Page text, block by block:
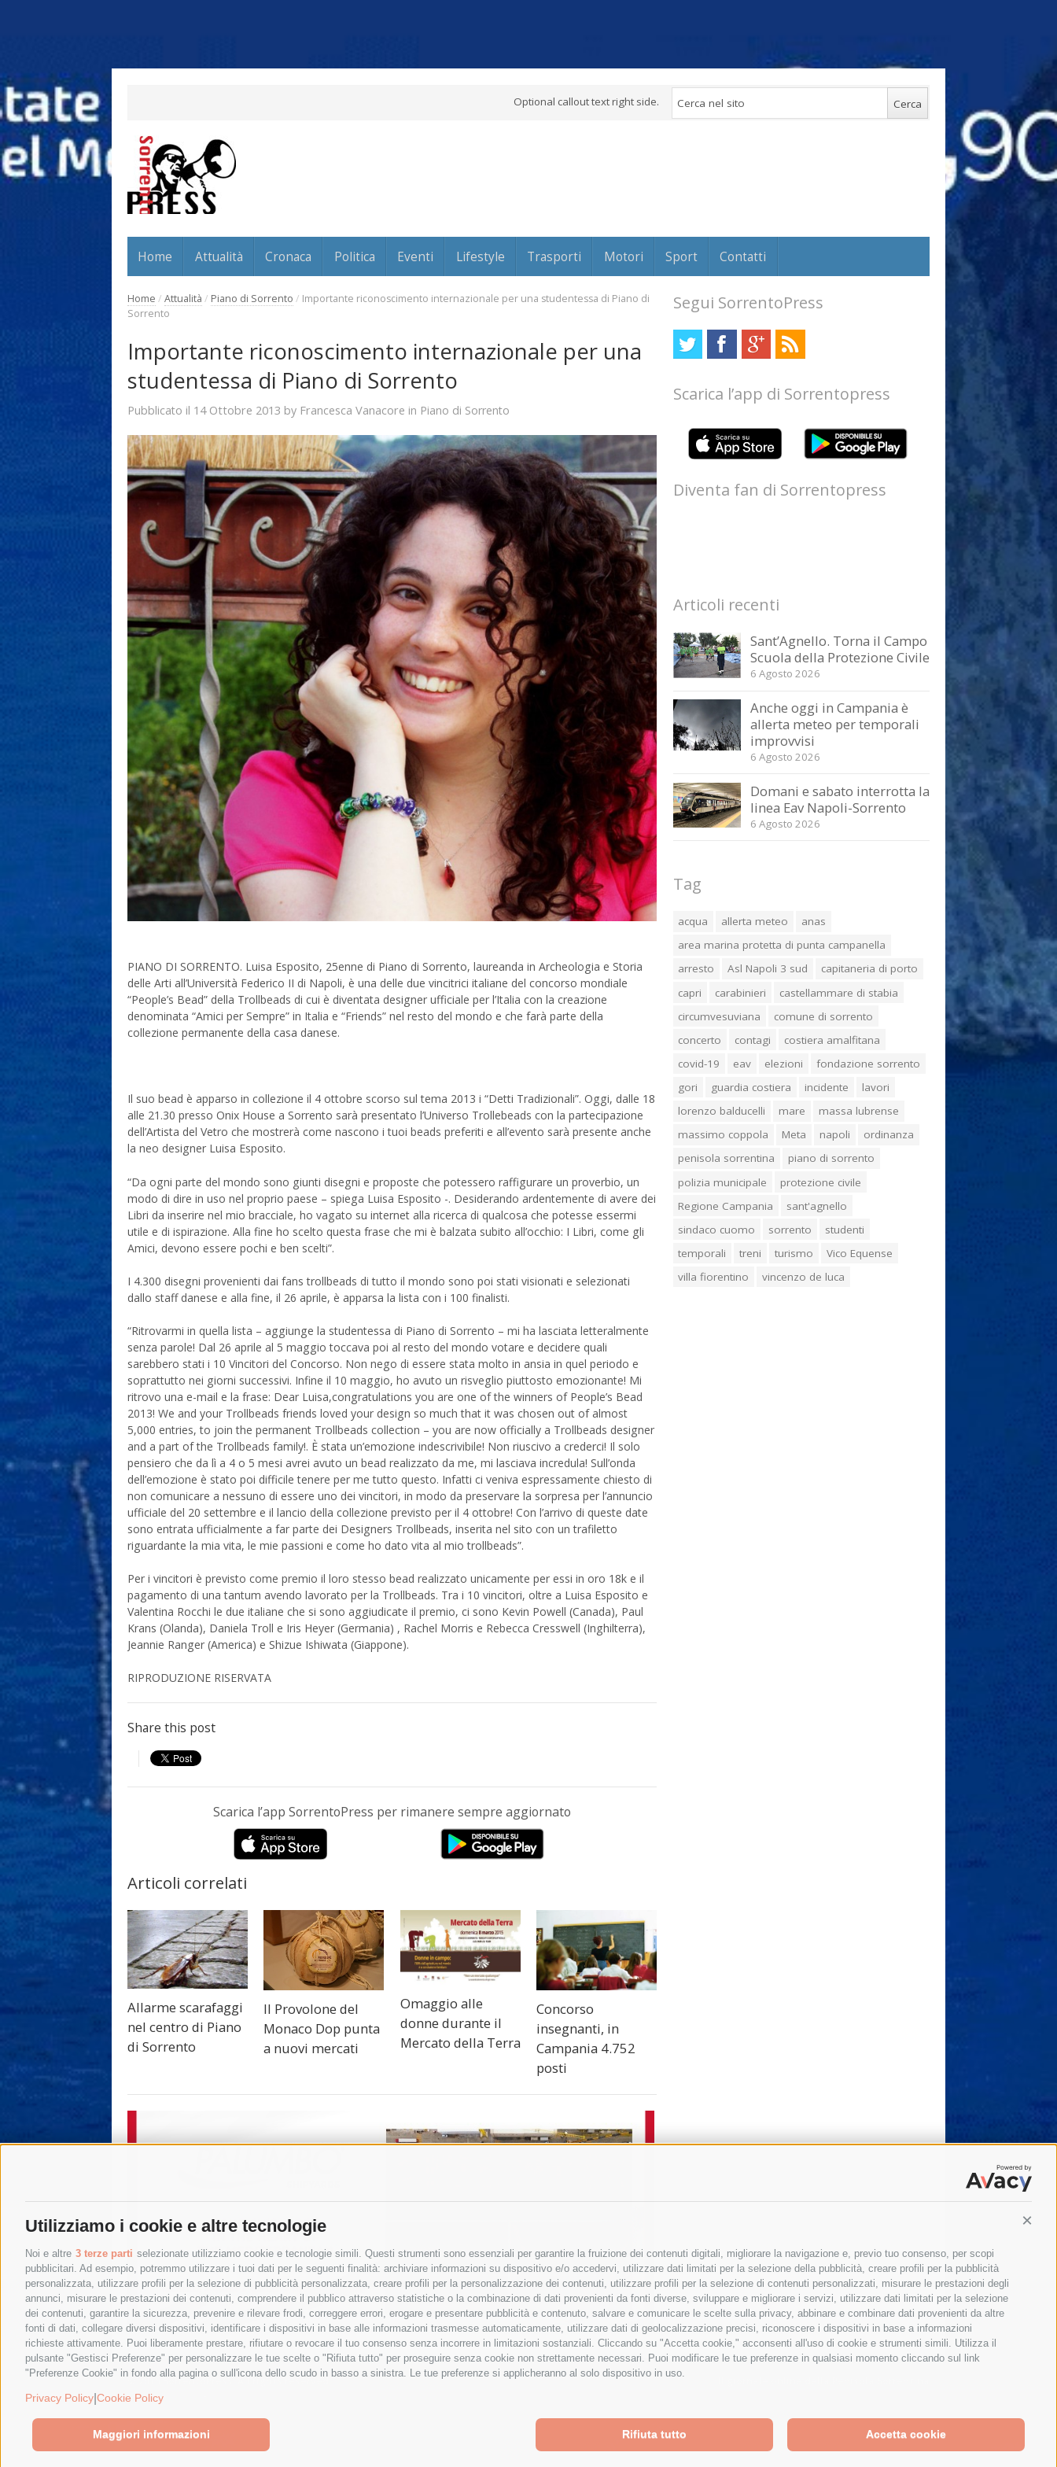
Utilizziamo i cookie e altre tecnologie
Noi e altre 3 terze parti selezionate utilizziamo cookie e tecnologie simili. Questi strumenti sono essenziali per garantire la fruizione dei contenuti digitali, migliorare la navigazione e, previo tuo consenso, per scopi
pubblicitari. Ad esempio, potremmo utilizzare i tuoi dati per le seguenti finalità: archiviare informazioni su dispositivo e/o accedervi, utilizzare dati limitati per la selezione della pubblicità, creare profili per la pubblicità
personalizzata, utilizzare profili per la selezione di pubblicità personalizzata, creare profili per la personalizzazione dei contenuti, utilizzare profili per la selezione di contenuti personalizzati, misurare le prestazioni degli
annunci, misurare le prestazioni dei contenuti, comprendere il pubblico attraverso statistiche o la combinazione di dati provenienti da fonti diverse, sviluppare e migliorare i servizi, utilizzare dati limitati per la selezione
dei contenuti, garantire la sicurezza, prevenire e rilevare frodi, correggere errori, erogare e presentare pubblicità e contenuto, salvare e comunicare le scelte sulla privacy, abbinare e combinare dati provenienti da altre
fonti di dati, collegare diversi dispositivi, identificare i dispositivi in base alle informazioni trasmesse automaticamente, utilizzare dati di geolocalizzazione precisi, riconoscere i dispositivi in base a informazioni
richieste attivamente. Puoi liberamente prestare, rifiutare o revocare il tuo consenso senza incorrere in limitazioni sostanziali. Cliccando su "Accetta cookie," acconsenti all'uso di cookie e strumenti simili. Utilizza il
pulsante "Gestisci Preferenze" per personalizzare le tue scelte o "Rifiuta tutto" per proseguire senza cookie non strettamente necessari. Puoi modificare le tue preferenze in qualsiasi momento cliccando sul link
"Preferenze Cookie" in fondo alla pagina o sull'icona dello scudo in basso a sinistra. Le tue preferenze si applicheranno al solo dispositivo in uso.
Privacy Policy Cookie Policy
Accetta cookie
Rifiuta tutto
Maggiori informazioni
Optional callout text right side.
Home Attualità Cronaca Politica Eventi Lifestyle Trasporti Motori Sport Contatti
Home / Attualità / Piano di Sorrento / Importante riconoscimento internazionale per una studentessa di Piano di
Sorrento
Importante riconoscimento internazionale per una
studentessa di Piano di Sorrento
Pubblicato il 14 Ottobre 2013 by Francesca Vanacore in Piano di Sorrento
PIANO DI SORRENTO. Luisa Esposito, 25enne di Piano di Sorrento, laureanda in Archeologia e Storia
delle Arti all’Università Federico II di Napoli, è una delle due vincitrici italiane del concorso mondiale
“People’s Bead” della Trollbeads di cui è diventata designer ufficiale per l’Italia con la creazione
denominata “Amici per Sempre” in Italia e “Friends” nel resto del mondo e che farà parte della
collezione permanente della casa danese.
Il suo bead è apparso in collezione il 4 ottobre scorso sul tema 2013 i “Detti Tradizionali”. Oggi, dalle 18
alle 21.30 presso Onix House a Sorrento sarà presentato l’Universo Trollebeads con la partecipazione
dell’Artista del Vetro che mostrerà come nascono i tuoi beads preferiti e all’evento sarà presente anche
la neo designer Luisa Esposito.
“Da ogni parte del mondo sono giunti disegni e proposte che potessero raffigurare un proverbio, un
modo di dire in uso nel proprio paese – spiega Luisa Esposito -. Desiderando ardentemente di avere dei
Libri da inserire nel mio bracciale, ho vagato su internet alla ricerca di qualcosa che potesse essermi
utile e di ispirazione. Alla fine ho scelto questa frase che mi è balzata subito all’occhio: I Libri, come gli
Amici, devono essere pochi e ben scelti”.
I 4.300 disegni provenienti dai fans trollbeads di tutto il mondo sono poi stati visionati e selezionati
dallo staff danese e alla fine, il 26 aprile, è apparsa la lista con i 100 finalisti.
“Ritrovarmi in quella lista – aggiunge la studentessa di Piano di Sorrento – mi ha lasciata letteralmente
senza parole! Dal 26 aprile al 5 maggio toccava poi al resto del mondo votare e decidere quali
sarebbero stati i 10 Vincitori del Concorso. Non nego di essere stata molto in ansia in quel periodo e
soprattutto nei giorni successivi. Infine il 10 maggio, ho avuto un risveglio piuttosto emozionante! Mi
ritrovo una e-mail e la frase: Dear Luisa,congratulations you are one of the winners of People’s Bead
2013! We and your Trollbeads friends loved your design so much that it was chosen out of almost
5,000 entries, to join the permanent Trollbeads collection – you are now officially a Trollbeads designer
and a part of the Trollbeads family!. È stata un’emozione indescrivibile! Non riuscivo a crederci! Il solo
pensiero che da lì a 4 o 5 mesi avrei avuto un bead realizzato da me, mi lasciava incredula! Sull’onda
dell’emozione è stato poi difficile tenere per me tutto questo. Infatti ci veniva espressamente chiesto di
non comunicare a nessuno di essere uno dei vincitori, in modo da preservare la sorpresa per l’annuncio
ufficiale del 20 settembre e il lancio della collezione previsto per il 4 ottobre! Con l’arrivo di queste date
sono entrata ufficialmente a far parte dei Designers Trollbeads, inserita nel sito con un trafiletto
riguardante la mia vita, le mie passioni e come ho dato vita al mio trollbeads”.
Per i vincitori è previsto come premio il loro stesso bead realizzato unicamente per essi in oro 18k e il
pagamento di una tantum avendo lavorato per la Trollbeads. Tra i 10 vincitori, oltre a Luisa Esposito e
Valentina Rocchi le due italiane che si sono aggiudicate il premio, ci sono Kevin Powell (Canada), Paul
Krans (Olanda), Daniela Troll e Iris Heyer (Germania) , Rachel Morris e Rebecca Cresswell (Inghilterra),
Jeannie Ranger (America) e Shizue Ishiwata (Giappone).
RIPRODUZIONE RISERVATA
Share this post
Scarica l’app SorrentoPress per rimanere sempre aggiornato
Articoli correlati
Allarme scarafaggi
nel centro di Piano
di Sorrento
Il Provolone del
Monaco Dop punta
a nuovi mercati
Omaggio alle
donne durante il
Mercato della Terra
Concorso
insegnanti, in
Campania 4.752
posti
Segui SorrentoPress
Scarica l’app di Sorrentopress
Diventa fan di Sorrentopress
Articoli recenti
Sant’Agnello. Torna il Campo
Scuola della Protezione Civile
6 Agosto 2026
Anche oggi in Campania è
allerta meteo per temporali
improvvisi
6 Agosto 2026
Domani e sabato interrotta la
linea Eav Napoli-Sorrento
6 Agosto 2026
Tag
acqua allerta meteo
anas
area marina protetta di punta campanella
arresto
Asl Napoli 3 sud
capitaneria di porto
capri
carabinieri
castellammare di stabia
circumvesuviana
comune di sorrento
concerto
contagi
costiera amalfitana
covid-19
eav elezioni
fondazione sorrento
gori
guardia costiera incidente
lavori
lorenzo balducelli
mare
massa lubrense
massimo coppola
Meta napoli
ordinanza
penisola sorrentina
piano di sorrento
polizia municipale
protezione civile
Regione Campania
sant'agnello
sindaco cuomo
sorrento
studenti
temporali
treni turismo
Vico Equense
villa fiorentino
vincenzo de luca
© 2015 SorrentoPress. All rights reserved.
Privacy policy